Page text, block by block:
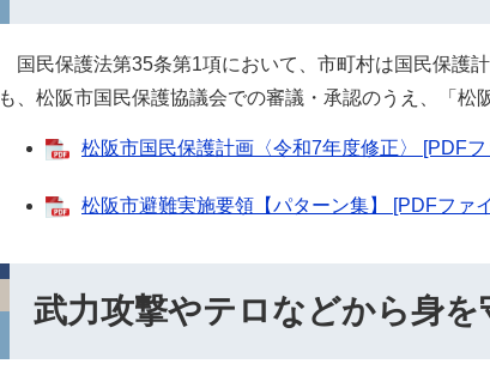
国民保護法第35条第1項において、市町村は国民保護
も、松阪市国民保護協議会での審議・承認のうえ、「松
松阪市国民保護計画〈令和7年度修正〉 [PDF
松阪市避難実施要領【パターン集】 [PDFファ
武力攻撃やテロなどから身を